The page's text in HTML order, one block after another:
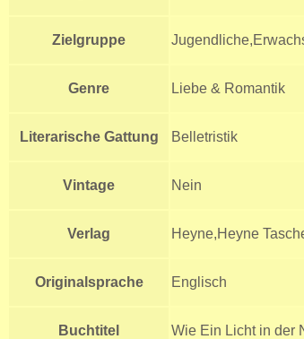
Zielgruppe
Genre Liebe & Romantik
Literarische Gattung Belletristik
Vintage Nein
Verlag Heyne,Heyne
Originalsprache Englisch
Buchtitel Wie Ein Licht in der